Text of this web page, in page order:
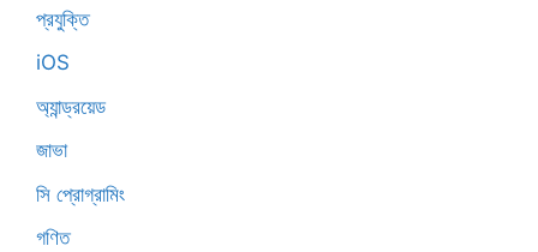
প্রযুক্তি
iOS
অ্যান্ড্রয়েড
জাভা
সি প্রোগ্রামিং
গণিত